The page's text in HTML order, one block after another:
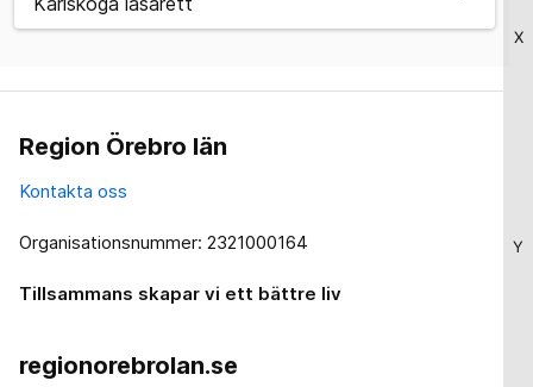
X
Y
Region Örebro län
Kontakta oss
Organisationsnummer: 2321000164
Tillsammans skapar vi ett bättre liv
regionorebrolan.se